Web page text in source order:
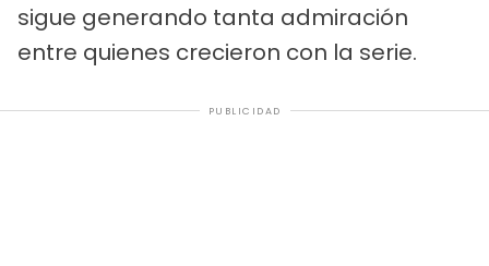
sigue generando tanta admiración
entre quienes crecieron con la serie.
PUBLICIDAD